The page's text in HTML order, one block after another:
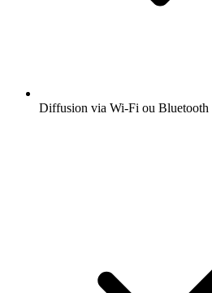
Diffusion via Wi-Fi ou Bluetooth